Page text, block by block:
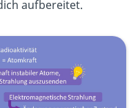
aufbereitet.